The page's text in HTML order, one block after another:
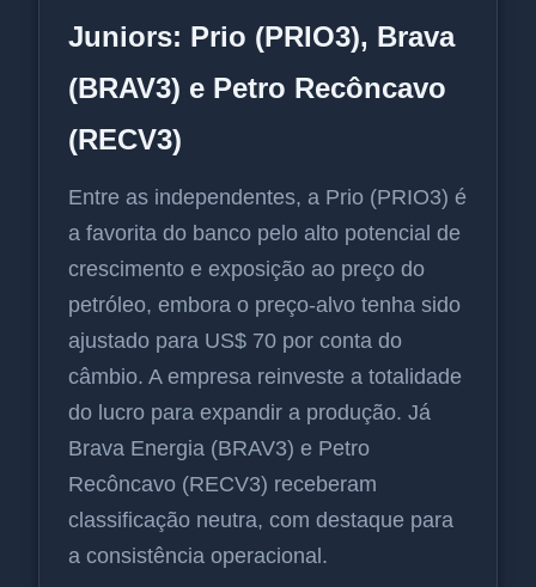
Juniors: Prio (PRIO3), Brava
(BRAV3) e Petro Recôncavo
(RECV3)
Entre as independentes, a Prio (PRIO3) é
a favorita do banco pelo alto potencial de
crescimento e exposição ao preço do
petróleo, embora o preço-alvo tenha sido
ajustado para US$ 70 por conta do
câmbio. A empresa reinveste a totalidade
do lucro para expandir a produção. Já
Brava Energia (BRAV3) e Petro
Recôncavo (RECV3) receberam
classificação neutra, com destaque para
a consistência operacional.